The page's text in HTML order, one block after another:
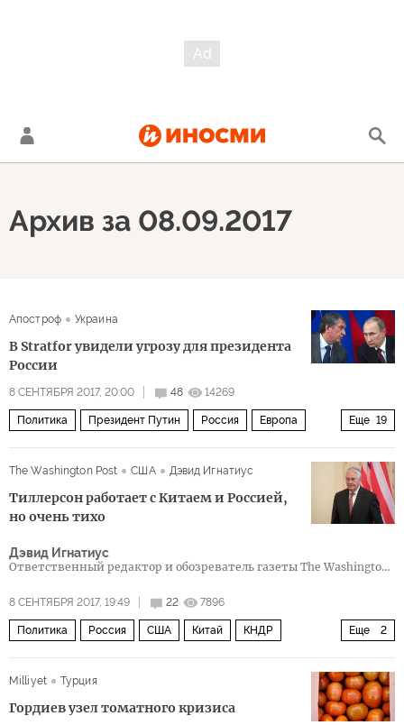
Архив за 08.09.2017
Апостроф Украина
В Stratfor увидели угрозу для президента
России
8 СЕНТЯБРЯ 2017, 20:00 48 14269
Еще 19
Политика Президент Путин Россия Европа
Сергей Чемезов
ФСБ противостояние конкуренция газ нефть
The Washington Post США Дэвид Игнатиус
Тиллерсон работает с Китаем и Россией,
но очень тихо
Дэвид Игнатиус
Ответственный редактор и обозреватель газеты The Washington
8 СЕНТЯБРЯ 2017, 19:49 22 7896
Еще 2
Политика Россия США Китай КНДР
Milliyet
Турция
Гордиев узел томатного кризиса